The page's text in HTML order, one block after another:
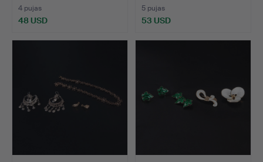
4 pujas
48 USD
5 pujas
53 USD